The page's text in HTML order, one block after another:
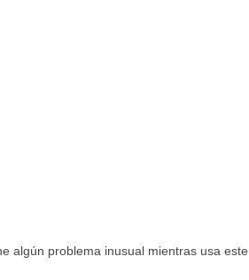
algún problema inusual mientras usa este